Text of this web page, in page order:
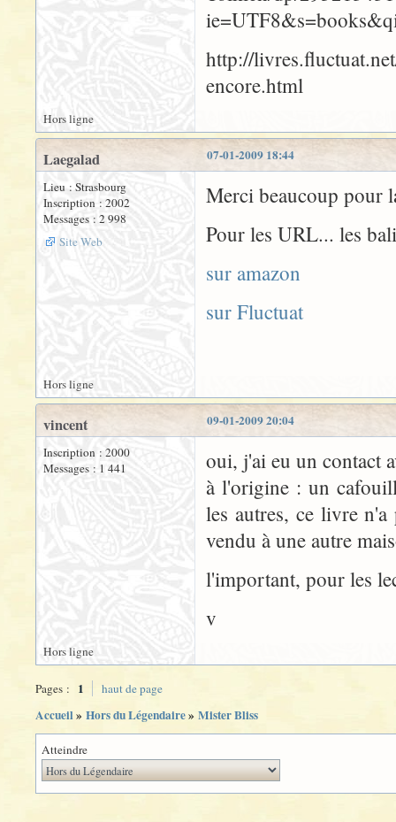
http://
encore.html
Hors ligne
07-01-2009 18:44
Laegalad
Lieu : Strasbourg
Inscription : 2002
Messages : 2 998
Site Web
Merci beaucoup pour
Pour les URL... les
sur amazon
sur Fluctuat
Hors ligne
09-01-2009 20:04
vincent
Inscription : 2000
Messages : 1 441
oui, j'ai eu un contact
à l'origine : un
les autres, ce livre
vendu à une autre
l'important, pour les
v
Hors ligne
Pages : 1 haut de page
Accueil» Hors du Légendaire» Mister Bliss
Atteindre